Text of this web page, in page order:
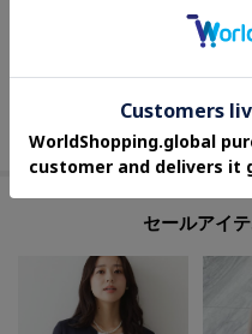
¥13,937
COUP
¥
さ
セールアイ